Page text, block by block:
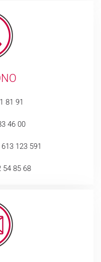
81 91
46 00
613 123 591
54 85 68